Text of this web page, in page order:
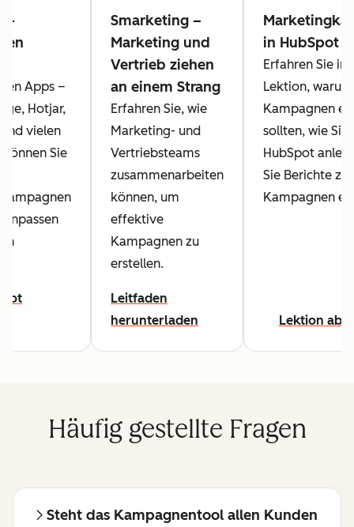
Apps –
Hotjar,
vielen
Sie
Smarketing –
Marketing und
Vertrieb ziehen
an einem Strang
Erfahren Sie, wie
Marketing- und
Vertriebsteams
zusammenarbeiten
können, um
effektive
Kampagnen zu
erstellen.
Leitfaden
herunterladen
in HubSpot
Erfahren Sie in
Lektion,
Kampagnen
sollten, wie Sie
HubSpot
Sie Berichte zu
Kampagnen
Lektion
Häufig gestellte Fragen
Steht das Kampagnentool allen Kunden